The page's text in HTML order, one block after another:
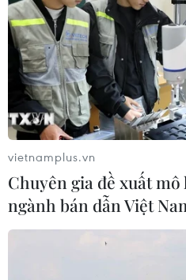
Nguyên đán
13/02/2015 07:36
Trung tâm Dự báo Khí tượng Thủy văn
xu thế diễn biến thời tiết các khu vực
ngày 22/2).
vietnamplus.vn
Chuyên gia đề xuất
ngành bán dẫn Việt